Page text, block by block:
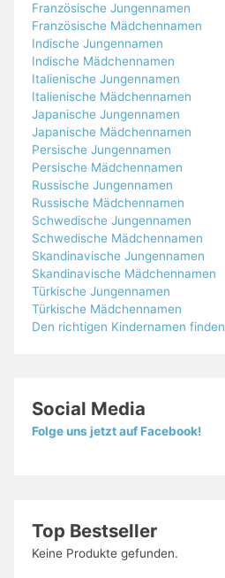
Französische Jungennamen
Französische Mädchennamen
Indische Jungennamen
Indische Mädchennamen
Italienische Jungennamen
Italienische Mädchennamen
Japanische Jungennamen
Japanische Mädchennamen
Persische Jungennamen
Persische Mädchennamen
Russische Jungennamen
Russische Mädchennamen
Schwedische Jungennamen
Schwedische Mädchennamen
Skandinavische Jungennamen
Skandinavische Mädchennamen
Türkische Jungennamen
Türkische Mädchennamen
Den richtigen Kindernamen finden
Social Media
Folge uns jetzt auf Facebook!
Top Bestseller
Keine Produkte gefunden.